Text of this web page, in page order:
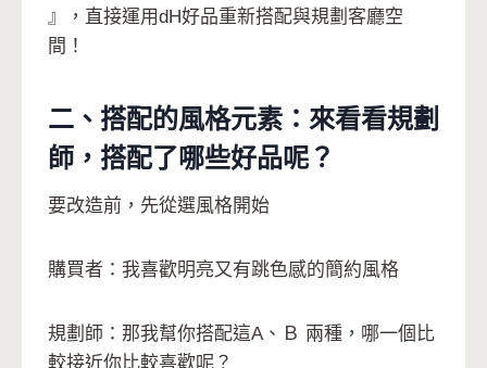
』，直接運用dH好品重新搭配與規劃客廳空
間！
二、搭配的風格元素：來看看規劃
師，搭配了哪些好品呢？
要改造前，先從選風格開始
購買者：我喜歡明亮又有跳色感的簡約風格
規劃師：那我幫你搭配這A、Ｂ 兩種，哪一個比
較接近你比較喜歡呢？